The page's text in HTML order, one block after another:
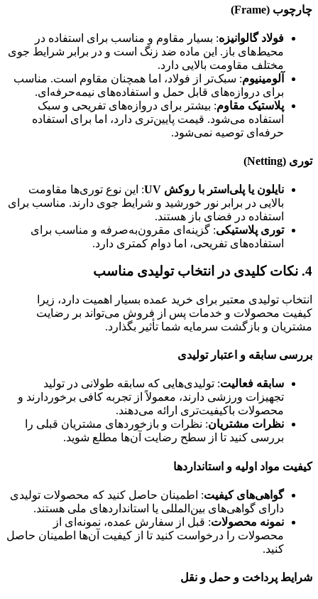
چارچوب (Frame)
فولاد گالوانیزه: بسیار مقاوم و مناسب برای استفاده در
محیط‌های باز. این ماده ضد زنگ است و در برابر شرایط جوی
مختلف مقاومت بالایی دارد.
آلومینیوم: سبک‌تر از فولاد، اما همچنان مقاوم است. مناسب
برای دروازه‌های قابل حمل و استفاده‌های نیمه‌حرفه‌ای.
پلاستیک مقاوم: بیشتر برای دروازه‌های تفریحی و سبک
استفاده می‌شود. قیمت پایین‌تری دارد، اما برای استفاده
حرفه‌ای توصیه نمی‌شود.
توری (Netting)
نایلون یا پلی‌استر با روکش UV
: این نوع توری‌ها مقاومت
بالایی در برابر نور خورشید و شرایط جوی دارند. مناسب برای
استفاده در فضای باز هستند.
توری پلاستیکی: گزینه‌ای مقرون‌به‌صرفه و مناسب برای
استفاده‌های تفریحی، اما دوام کمتری دارد.
4. نکات کلیدی در انتخاب تولیدی مناسب
انتخاب تولیدی معتبر برای خرید عمده بسیار اهمیت دارد، زیرا
کیفیت محصولات و خدمات پس از فروش می‌تواند بر رضایت
مشتریان و بازگشت سرمایه شما تأثیر بگذارد.
بررسی سابقه و اعتبار تولیدی
سابقه فعالیت: تولیدی‌هایی که سابقه طولانی در تولید
تجهیزات ورزشی دارند، معمولاً از تجربه کافی برخوردارند و
محصولات باکیفیت‌تری ارائه می‌دهند.
نظرات مشتریان: نظرات و بازخوردهای مشتریان قبلی را
بررسی کنید تا از سطح رضایت آن‌ها مطلع شوید.
کیفیت مواد اولیه و استانداردها
گواهی‌های کیفیت: اطمینان حاصل کنید که محصولات تولیدی
دارای گواهی‌های بین‌المللی یا استانداردهای ملی هستند.
نمونه محصولات: قبل از سفارش عمده، نمونه‌ای از
محصولات را درخواست کنید تا از کیفیت آن‌ها اطمینان حاصل
کنید.
شرایط پرداخت و حمل و نقل